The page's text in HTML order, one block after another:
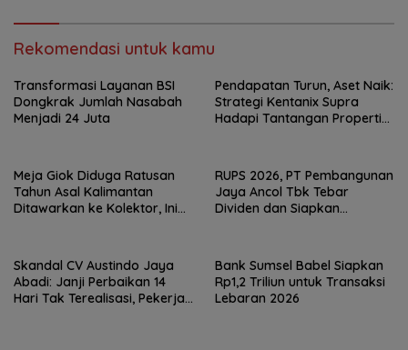
Rekomendasi untuk kamu
Transformasi Layanan BSI
Dongkrak Jumlah Nasabah
Menjadi 24 Juta
Pendapatan Turun, Aset Naik:
Strategi Kentanix Supra
Hadapi Tantangan Properti
Meja Giok Diduga Ratusan
Tahun Asal Kalimantan
Ditawarkan ke Kolektor, Ini
RUPS 2026, PT Pembangunan
Jaya Ancol Tbk Tebar
Dividen dan Siapkan
Skandal CV Austindo Jaya
Abadi: Janji Perbaikan 14
Hari Tak Terealisasi, Pekerja
Bank Sumsel Babel Siapkan
Rp1,2 Triliun untuk Transaksi
Lebaran 2026